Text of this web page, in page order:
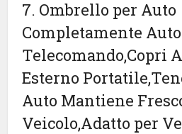
7. Ombrello per Auto
Completamente
Telecomando,Copri
Esterno
Auto Mantiene
Veicolo,Adatto per